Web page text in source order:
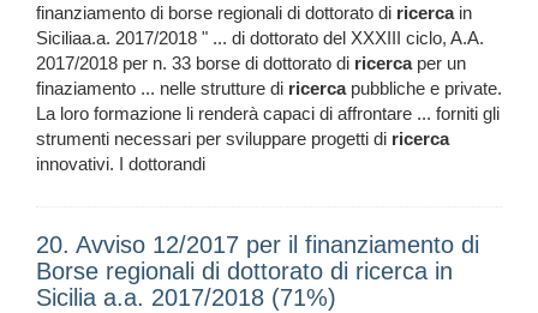
finanziamento di borse regionali di dottorato di ricercain
Siciliaa.a. 2017/2018 " ... di dottorato del XXXIII ciclo, A.A.
2017/2018 per n. 33 borse di dottorato di ricercaper un
finaziamento ... nelle strutture di ricercapubbliche e private.
La loro formazione li renderà capaci di affrontare ... forniti gli
strumenti necessari per sviluppare progetti di ricerca
innovativi. I dottorandi
20. Avviso 12/2017 per il finanziamento di
Borse regionali di dottorato di ricerca in
Sicilia a.a. 2017/2018 (71%)